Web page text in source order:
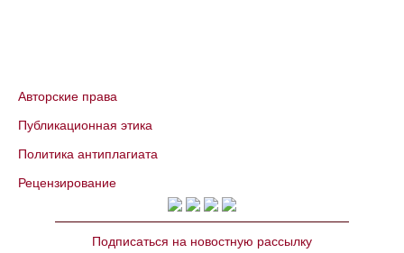
Авторские права
Публикационная этика
Политика антиплагиата
Рецензирование
Подписаться на новостную рассылку